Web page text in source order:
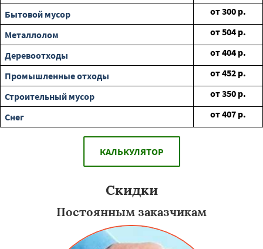
Бытовой мусор
от300 р.
Металлолом
от504 р.
Деревоотходы
от404 р.
Промышленные отходы
от452 р.
Строительный мусор
от350 р.
Снег
от407 р.
КАЛЬКУЛЯТОР
Скидки
Постоянным заказчикам